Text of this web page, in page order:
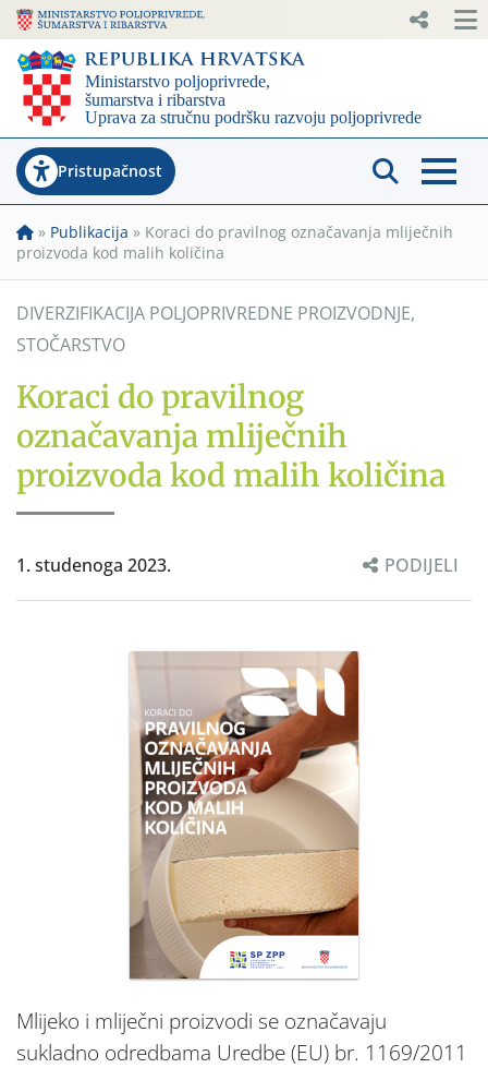
Pristupačnost
» Publikacija » Koraci do pravilnog označavanja mliječnih
proizvoda kod malih količina
DIVERZIFIKACIJA POLJOPRIVREDNE PROIZVODNJE,
STOČARSTVO
Koraci do pravilnog
označavanja mliječnih
proizvoda kod malih količina
1. studenoga 2023. PODIJELI
Mlijeko i mliječni proizvodi se označavaju
sukladno odredbama Uredbe (EU) br. 1169/2011